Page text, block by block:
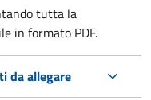
tutta la
in formato PDF.
da allegare